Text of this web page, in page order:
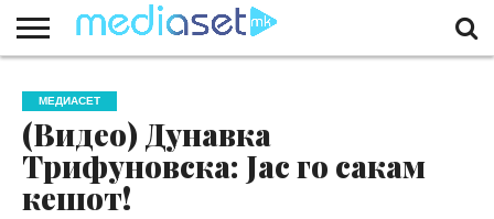
НАС
КОНТАКТ
МАРКЕТИНГ
ПОЧЕТНА
МЕДИАСЕТ
(Видео) Дунавка
Трифуновска: Јас го сакам
кешот!